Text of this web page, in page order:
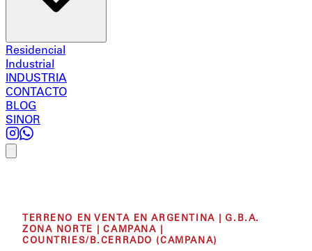
Residencial
Industrial
INDUSTRIA
CONTACTO
BLOG
SINOR
TERRENO EN VENTA EN ARGENTINA | G.B.A.
ZONA NORTE | CAMPANA |
COUNTRIES/B.CERRADO (CAMPANA)